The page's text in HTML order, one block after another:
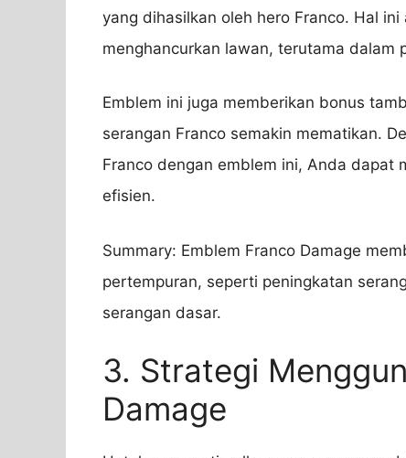
yang dihasilkan oleh hero Franco. Hal ini
menghancurkan lawan, terutama dalam
Emblem ini juga memberikan bonus
serangan Franco semakin mematikan.
Franco dengan emblem ini, Anda dapat
efisien.
Summary: Emblem Franco Damage
pertempuran, seperti peningkatan
serangan dasar.
3. Strategi
Damage